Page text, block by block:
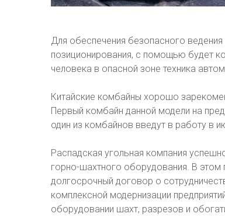
Для обеспечения безопасного
позиционирования, с помощью будет
человека в опасной зоне техника
Китайские комбайны хорошо
Первый комбайн данной модели на
один из комбайнов введут в работу в
Распадская угольная компания
горно-шахтного оборудования. В этом
долгосрочный договор о
комплексной модернизации
оборудовании шахт, разрезов и